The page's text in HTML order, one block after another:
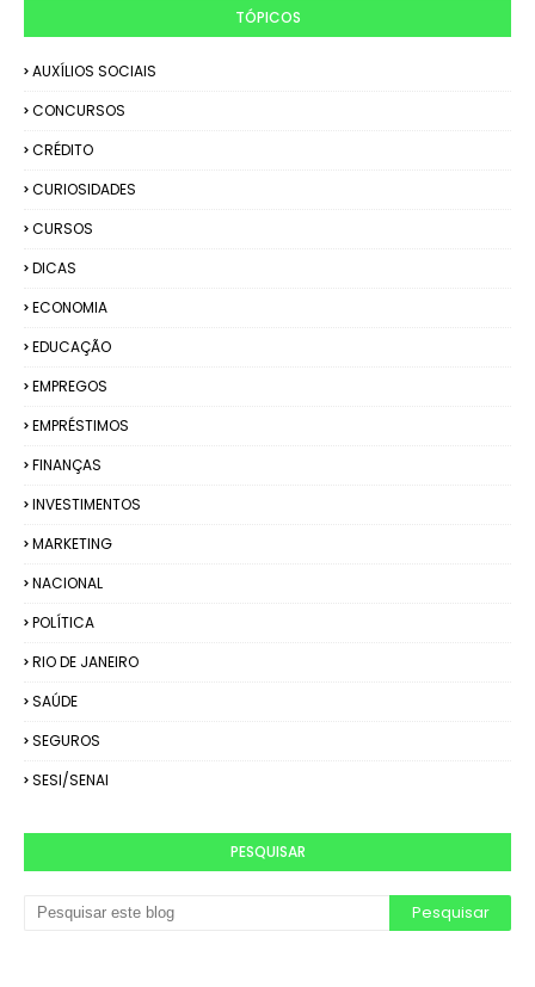
TÓPICOS
AUXÍLIOS SOCIAIS
CONCURSOS
CRÉDITO
CURIOSIDADES
CURSOS
DICAS
ECONOMIA
EDUCAÇÃO
EMPREGOS
EMPRÉSTIMOS
FINANÇAS
INVESTIMENTOS
MARKETING
NACIONAL
POLÍTICA
RIO DE JANEIRO
SAÚDE
SEGUROS
SESI/SENAI
PESQUISAR